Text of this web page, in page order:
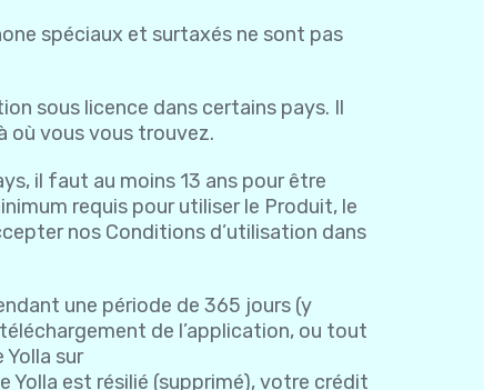
spéciaux et surtaxés ne sont pas
sous licence dans certains pays. Il
où vous vous trouvez.
il faut au moins 13 ans pour être
requis pour utiliser le Produit, le
nos Conditions d’utilisation dans
une période de 365 jours (y
de l’application, ou tout
sur
Yolla est résilié (supprimé), votre crédit